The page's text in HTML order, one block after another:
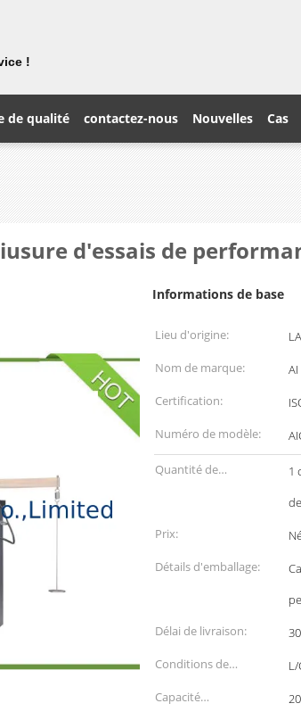
!
de qualité contactez-nous Nouvelles Cas
d'essais de
Informations de base
Lieu d'origine:
Nom de marque:
AI
Certification:
Numéro de modèle:
Quantité de
1
Prix:
Détails d'emballage:
Délai de livraison:
Conditions de
paiement:
Capacité